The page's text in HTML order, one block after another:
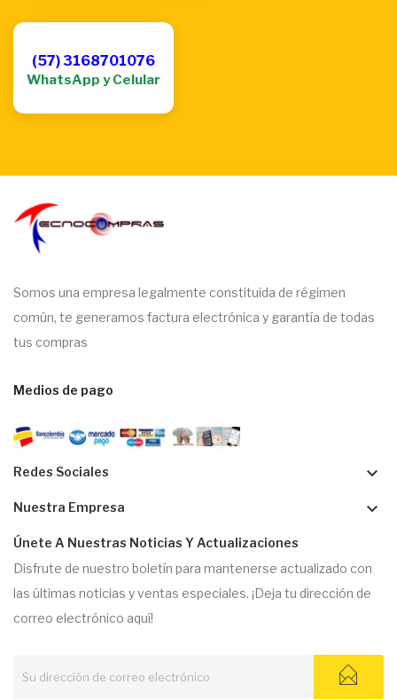
(57) 3168701076
WhatsApp y Celular
Somos una empresa legalmente constituida de régimen
común, te generamos factura electrónica y garantía de todas
tus compras
Medios de pago
Redes Sociales keyboard_arrow_down
Nuestra Empresa keyboard_arrow_down
Únete A Nuestras Noticias Y Actualizaciones
Disfrute de nuestro boletín para mantenerse actualizado con
las últimas noticias y ventas especiales. ¡Deja tu dirección de
correo electrónico aquí!